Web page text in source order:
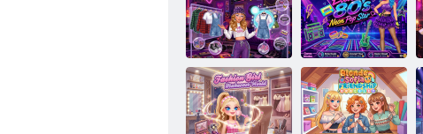
Ellies 90er-
Jahre-Teen-Style
Ellies Neon-
Popstar aus den
80ern